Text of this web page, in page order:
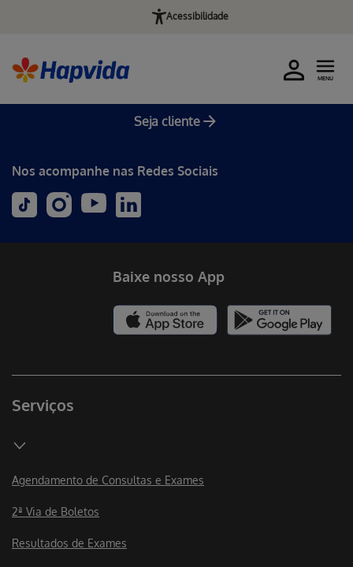
Acessibilidade
Seja cliente
MENU
Nos acompanhe nas Redes Sociais
Serviços
Agendamento de Consultas e Exames
2ª Via de Boletos
Resultados de Exames
Baixe nosso App